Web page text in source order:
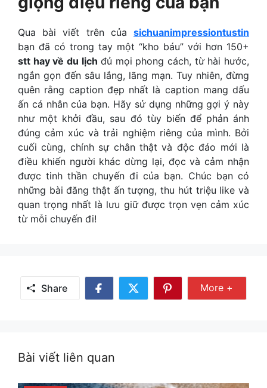
Qua bài viết trên của sichuanimpressiontustin
bạn đã có trong tay một “kho báu” với hơn 150+
stt hay về du lịch đủ mọi phong cách, từ hài hước,
ngắn gọn đến sâu lắng, lãng mạn. Tuy nhiên, đừng
quên rằng caption đẹp nhất là caption mang dấu
ấn cá nhân của bạn. Hãy sử dụng những gợi ý này
như một khởi đầu, sau đó tùy biến để phản ánh
đúng cảm xúc và trải nghiệm riêng của mình. Bởi
cuối cùng, chính sự chân thật và độc đáo mới là
điều khiến người khác dừng lại, đọc và cảm nhận
được tinh thần chuyến đi của bạn. Chúc bạn có
những bài đăng thật ấn tượng, thu hút triệu like và
quan trọng nhất là lưu giữ được trọn vẹn cảm xúc
từ mỗi chuyến đi!
Share
Share
Share
Share
More +
Bài viết liên quan